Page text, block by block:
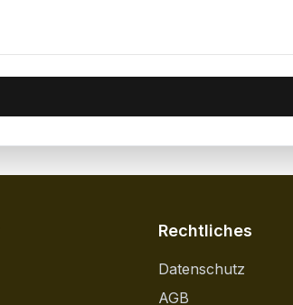
Rechtliches
Datenschutz
AGB